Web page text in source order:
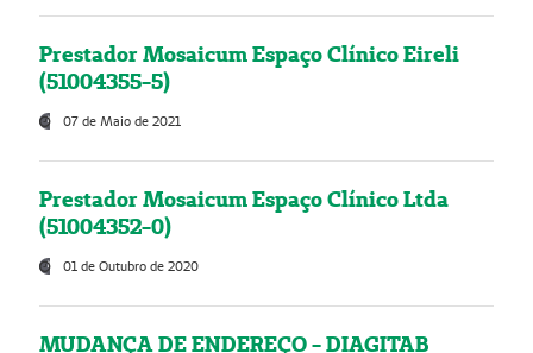
Prestador Mosaicum Espaço Clínico Eireli
(51004355-5)
07 de Maio de 2021
Prestador Mosaicum Espaço Clínico Ltda
(51004352-0)
01 de Outubro de 2020
MUDANÇA DE ENDEREÇO - DIAGITAB